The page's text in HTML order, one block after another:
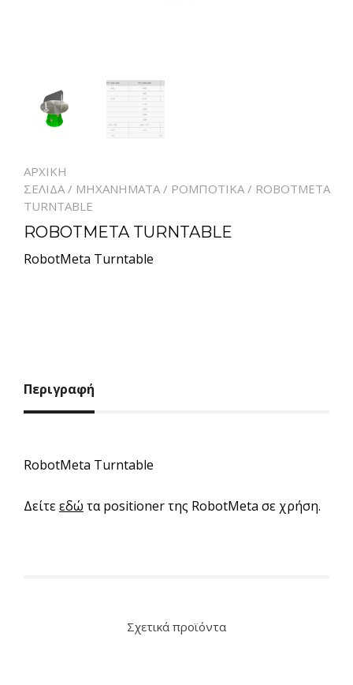
ΑΡΧΙΚΉ
ΣΕΛΊΔΑ / ΜΗΧΑΝΉΜΑΤΑ / ΡΟΜΠΟΤΙΚΑ / ROBOTMETA
TURNTABLE
ROBOTMETA TURNTABLE
RobotMeta Turntable
Περιγραφή
RobotMeta Turntable
Δείτεεδώ τα positioner της RobotMeta σε χρήση.
Σχετικά προϊόντα